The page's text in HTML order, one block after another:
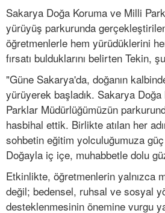
Sakarya Doğa Koruma ve Milli
yürüyüş parkurunda
öğretmenlerle hem yürüdüklerini
fırsatı bulduklarını belirten Tekin,
"Güne Sakarya'da, doğanın
yürüyerek başladık. Sakarya
Parklar Müdürlüğümüzün
hasbihal ettik. Birlikte atılan her
sohbetin eğitim yolculuğumuza güç
Doğayla iç içe, muhabbetle dolu
Etkinlikte, öğretmenlerin yalnızca
değil; bedensel, ruhsal ve sosyal
desteklenmesinin önemine vurgu